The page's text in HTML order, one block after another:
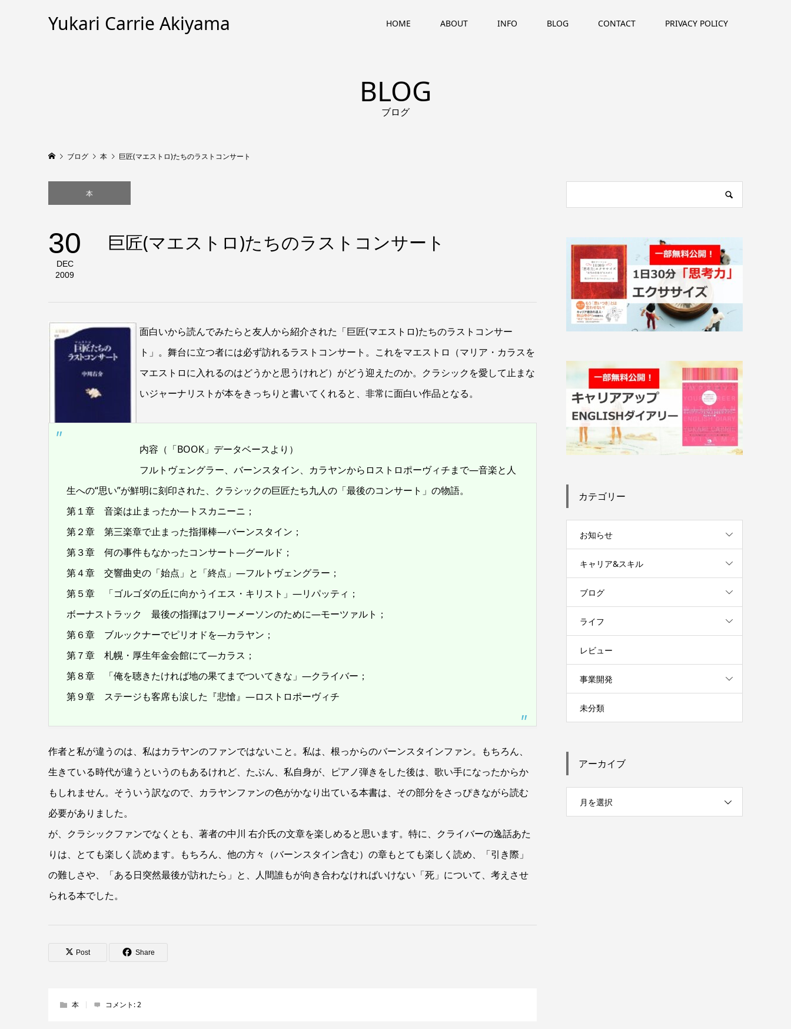
Yukari Carrie Akiyama HOME ABOUT INFO BLOG CONTACT PRIVACY POLICY
BLOG
ブログ
ブログ 本 巨匠(マエストロ)たちのラストコンサート
本
30
DEC
2009
巨匠(マエストロ)たちのラストコンサート
面白いから読んでみたらと友人から紹介された「巨匠(マエストロ)たちのラストコンサー
ト」。舞台に立つ者には必ず訪れるラストコンサート。これをマエストロ（マリア・カラスを
マエストロに入れるのはどうかと思うけれど）がどう迎えたのか。クラシックを愛して止まな
いジャーナリストが本をきっちりと書いてくれると、非常に面白い作品となる。
内容（「BOOK」データベースより）
フルトヴェングラー、バーンスタイン、カラヤンからロストロポーヴィチまで―音楽と人
生への“思い”が鮮明に刻印された、クラシックの巨匠たち九人の「最後のコンサート」の物語。
第１章 音楽は止まったか―トスカニーニ；
第２章 第三楽章で止まった指揮棒―バーンスタイン；
第３章 何の事件もなかったコンサート―グールド；
第４章 交響曲史の「始点」と「終点」―フルトヴェングラー；
第５章 「ゴルゴダの丘に向かうイエス・キリスト」―リパッティ；
ボーナストラック 最後の指揮はフリーメーソンのために―モーツァルト；
第６章 ブルックナーでピリオドを―カラヤン；
第７章 札幌・厚生年金会館にて―カラス；
第８章 「俺を聴きたければ地の果てまでついてきな」―クライバー；
第９章 ステージも客席も涙した『悲愴』―ロストロポーヴィチ
作者と私が違うのは、私はカラヤンのファンではないこと。私は、根っからのバーンスタインファン。もちろん、
生きている時代が違うというのもあるけれど、たぶん、私自身が、ピアノ弾きをした後は、歌い手になったからか
もしれません。そういう訳なので、カラヤンファンの色がかなり出ている本書は、その部分をさっぴきながら読む
必要がありました。
が、クラシックファンでなくとも、著者の中川 右介氏の文章を楽しめると思います。特に、クライバーの逸話あた
りは、とても楽しく読めます。もちろん、他の方々（バーンスタイン含む）の章もとても楽しく読め、「引き際」
の難しさや、「ある日突然最後が訪れたら」と、人間誰もが向き合わなければいけない「死」について、考えさせ
られる本でした。
Post Share
本 コメント:2
カテゴリー
お知らせ
キャリア&スキル
ブログ
ライフ
レビュー
事業開発
未分類
アーカイブ
月を選択